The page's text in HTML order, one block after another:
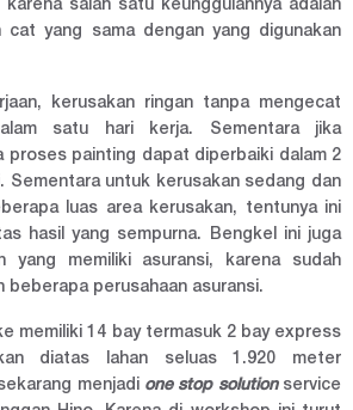
salah satu keunggulannya adalah
cat yang sama dengan yang digunakan
kerusakan ringan tanpa mengecat
satu hari kerja. Sementara jika
proses painting dapat diperbaiki dalam 2
Sementara untuk kerusakan sedang dan
luas area kerusakan, tentunya ini
hasil yang sempurna. Bengkel ini juga
yang memiliki asuransi, karena sudah
beberapa perusahaan asuransi.
memiliki 14 bay termasuk 2 bay express
diatas lahan seluas 1.920 meter
menjadi one stop solutionservice